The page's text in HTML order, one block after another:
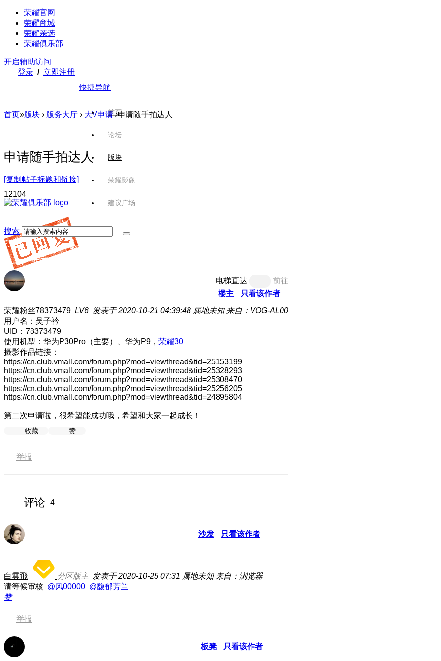
荣耀官网
荣耀商城
荣耀亲选
荣耀俱乐部
开启辅助访问
登录 / 立即注册
快捷导航
首页
论坛
版块
荣耀影像
建议广场
搜索
首页»版块 › 版务大厅 › 大V申请 ›申请随手拍达人
申请随手拍达人
[复制帖子标题和链接]
12104
电梯直达
前往
楼主
只看该作者
荣耀粉丝78373479 LV6 发表于 2020-10-21 04:39:48 属地未知 来自：VOG-AL00
用户名：吴子衿
UID：78373479
使用机型：华为P30Pro（主要）、华为P9， 荣耀30
摄影作品链接：
https://cn.club.vmall.com/forum.php?mod=viewthread&tid=25153199
https://cn.club.vmall.com/forum.php?mod=viewthread&tid=25328293
https://cn.club.vmall.com/forum.php?mod=viewthread&tid=25308470
https://cn.club.vmall.com/forum.php?mod=viewthread&tid=25256205
https://cn.club.vmall.com/forum.php?mod=viewthread&tid=24895804
第二次申请啦，很希望能成功哦，希望和大家一起成长！
收藏 赞
举报
评论 4
沙发 只看该作者
白雲飛 分区版主 发表于 2020-10-25 07:31 属地未知 来自：浏览器
请等候审核 @风00000 @馥郁芳兰
赞
举报
板凳 只看该作者